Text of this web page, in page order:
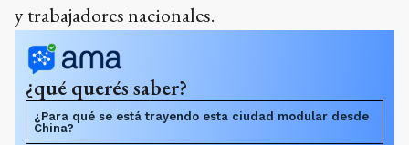
y trabajadores nacionales.
¿qué querés saber?
¿Para qué se está trayendo esta ciudad modular desde
China?